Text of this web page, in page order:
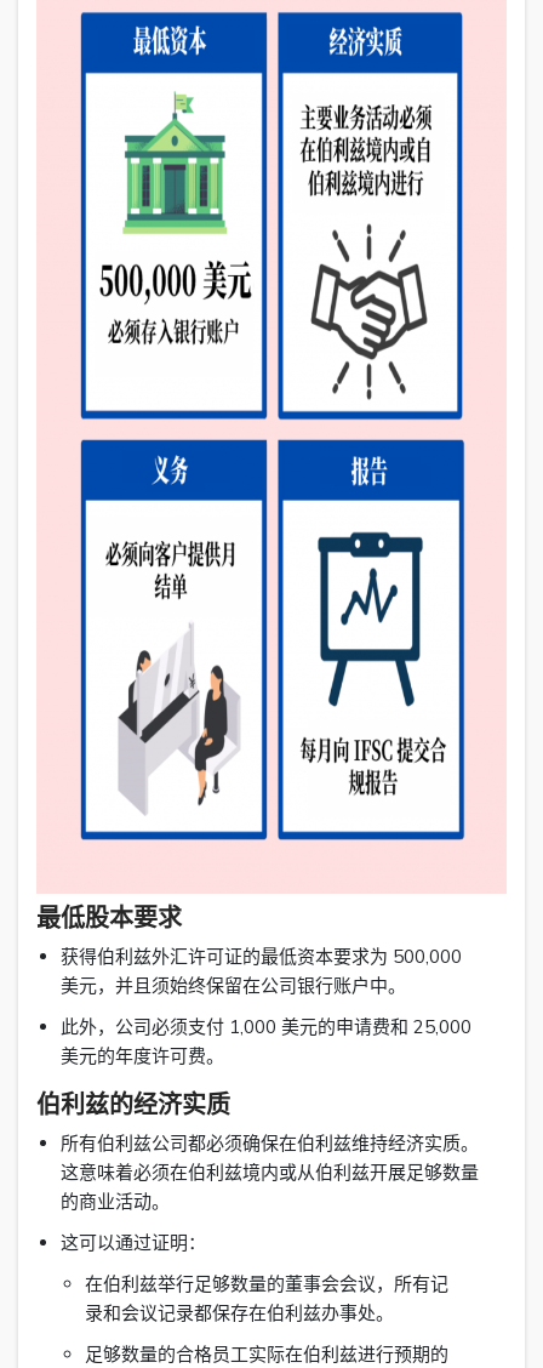
最低股本要求
获得伯利兹外汇许可证的最低资本要求为 500,000
美元，并且须始终保留在公司银行账户中。
此外，公司必须支付 1,000 美元的申请费和 25,000
美元的年度许可费。
伯利兹的经济实质
所有伯利兹公司都必须确保在伯利兹维持经济实质。
这意味着必须在伯利兹境内或从伯利兹开展足够数量
的商业活动。
这可以通过证明：
在伯利兹举行足够数量的董事会会议，所有记
录和会议记录都保存在伯利兹办事处。
足够数量的合格员工实际在伯利兹进行预期的